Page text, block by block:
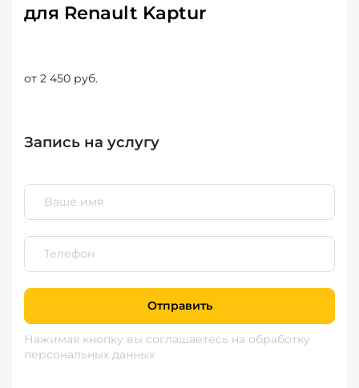
для Renault Kaptur
от 2 450 руб.
Запись на услугу
Отправить
Нажимая кнопку вы соглашаетесь на обработку
персональных данных